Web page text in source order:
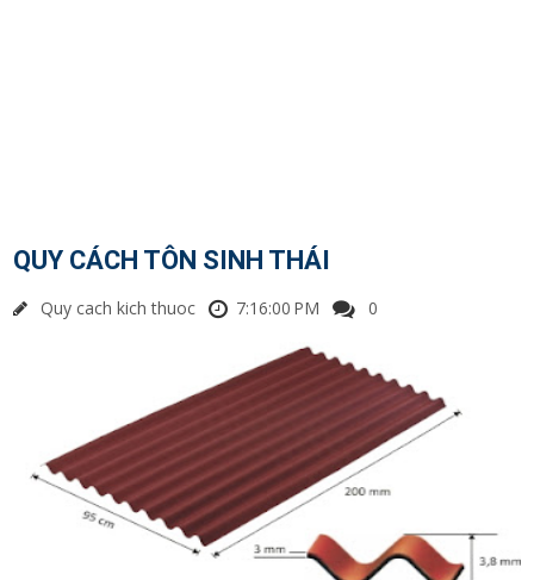
QUY CÁCH TÔN SINH THÁI
Quy cach kich thuoc 7:16:00 PM 0